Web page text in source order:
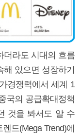
더라도 시대의 흐름
해 있으면 성장하기
경쟁력에서 세계 1
국의 공급확대정책
것을 봐서도 알 수
드(Mega Trend)에